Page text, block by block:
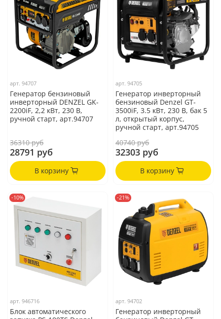
арт.94707
Генератор бензиновый
инверторный DENZEL GK-
2200iF, 2,2 кВт, 230 В,
ручной старт, арт.94707
36310 руб
28791 руб
В корзину
арт.94705
Генератор инверторный
бензиновый Denzel GT-
3500iF, 3.5 кВт, 230 В, бак 5
л, открытый корпус,
ручной старт, арт.94705
40740 руб
32303 руб
В корзину
-10%
арт.946716
Блок автоматического
-21%
арт.94702
Генератор инверторный